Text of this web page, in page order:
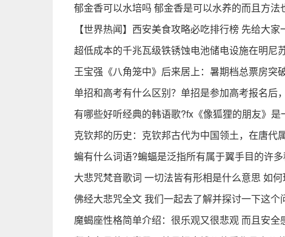
郁金香可以水培吗 郁金香是可以水养的而且方法
【世界热闻】西安美食攻略必吃排行榜 先给大
超低成本的千兆瓦级铁锈蚀电池储电设施在明尼
王宝强《八角笼中》后来居上：暑期档总票房突
单招和高考有什么区别？单招是参加高考报名后
有哪些好听经典的韩语歌?fx《像狐狸的朋友》是
克钦邦的历史：克钦邦古代为中国领土，在唐代
蝙有什么词语?蝙蝠是泛指所有属于翼手目的许
大悲咒梵音歌词 一切法皆有形相是什么意思 如
佛经大悲咒全文 我们一起去了解并探讨一下这个
魔蝎座性格简单介绍：很乐观又很悲观 而且安全